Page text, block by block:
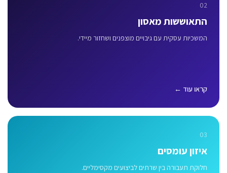
02
התאוששות מאסון
המשכיות עסקית עם גיבויים מוצפנים ושחזור מיידי.
קראו עוד ←
03
איזון עומסים
חלוקת תעבורה בין שרתים לביצועים מקסימליים.